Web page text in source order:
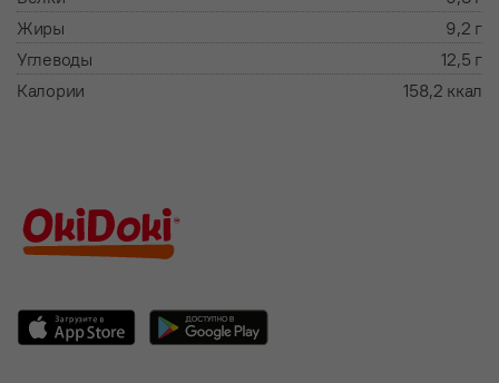
Жиры
9,2 г
Углеводы
12,5 г
Калории
158,2 ккал